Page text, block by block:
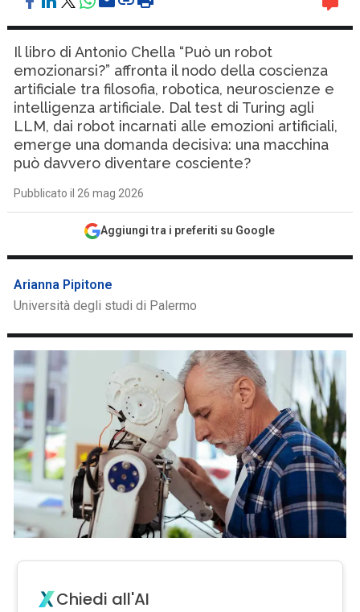
Il libro di Antonio Chella “Può un robot
emozionarsi?” affronta il nodo della coscienza
artificiale tra filosofia, robotica, neuroscienze e
intelligenza artificiale. Dal test di Turing agli
LLM, dai robot incarnati alle emozioni artificiali,
emerge una domanda decisiva: una macchina
può davvero diventare cosciente?
Pubblicato il 26 mag 2026
Aggiungi tra i preferiti su Google
Arianna Pipitone
Università degli studi di Palermo
Chiedi all'AI